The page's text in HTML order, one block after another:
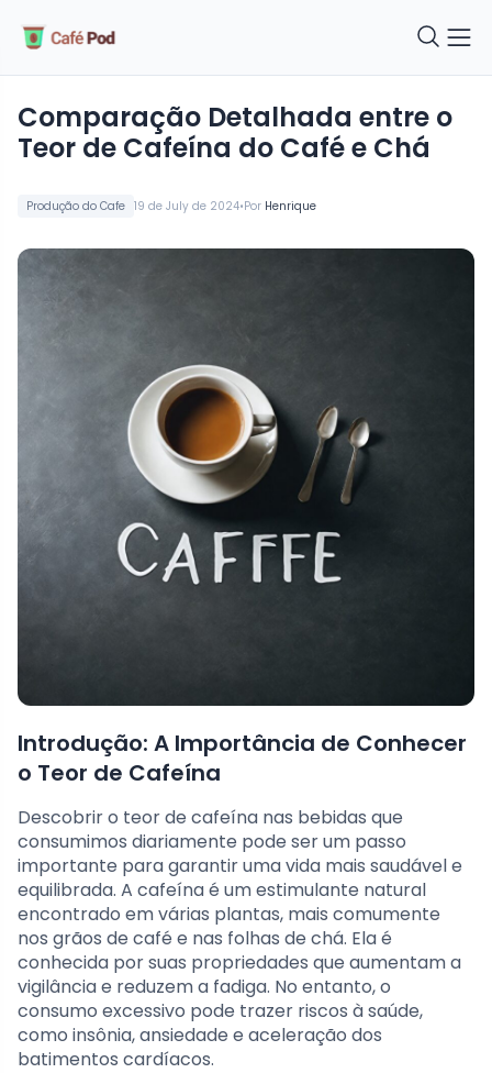
Produção do Cafe 19 de July de 2024•Por Henrique
Comparação Detalhada entre o
Teor de Cafeína do Café e Chá
Introdução: A Importância de Conhecer
o Teor de Cafeína
Descobrir o teor de cafeína nas bebidas que
consumimos diariamente pode ser um passo
importante para garantir uma vida mais saudável e
equilibrada. A cafeína é um estimulante natural
encontrado em várias plantas, mais comumente
nos grãos de café e nas folhas de chá. Ela é
conhecida por suas propriedades que aumentam a
vigilância e reduzem a fadiga. No entanto, o
consumo excessivo pode trazer riscos à saúde,
como insônia, ansiedade e aceleração dos
batimentos cardíacos.